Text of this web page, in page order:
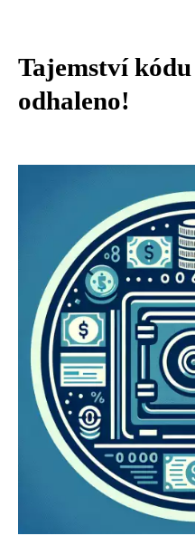
Tajemství
odhaleno!